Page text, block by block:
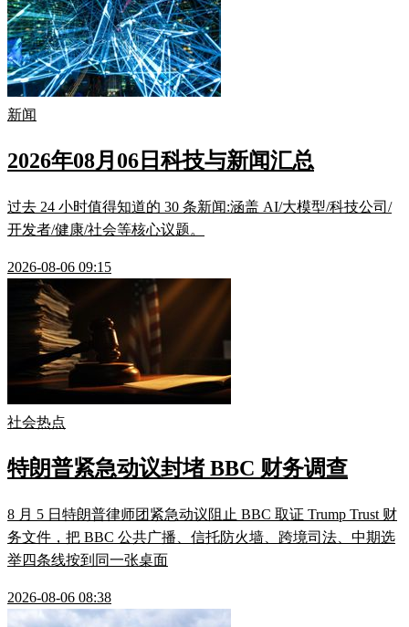
新闻
2026年08月06日科技与新闻汇总
过去 24 小时值得知道的 30 条新闻:涵盖 AI/大模型/科技公司/
开发者/健康/社会等核心议题。
2026-08-06 09:15
社会热点
特朗普紧急动议封堵 BBC 财务调查
8 月 5 日特朗普律师团紧急动议阻止 BBC 取证 Trump Trust 财
务文件，把 BBC 公共广播、信托防火墙、跨境司法、中期选
举四条线按到同一张桌面
2026-08-06 08:38